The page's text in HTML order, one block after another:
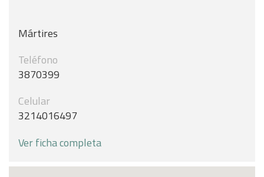
Mártires
Teléfono
3870399
Celular
3214016497
Ver ficha completa